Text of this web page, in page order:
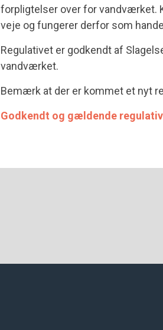
forpligtelser over for vandværket.
veje og fungerer derfor som
Regulativet er godkendt af
vandværket.
Bemærk at der er kommet et nyt
Godkendt og gældende regulativ